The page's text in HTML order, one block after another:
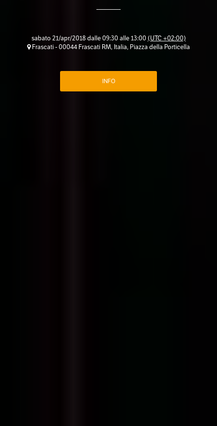
sabato 21/apr/2018 dalle 09:30 alle 13:00 (UTC +02:00)
Frascati - 00044 Frascati RM, Italia, Piazza della Porticella
INFO